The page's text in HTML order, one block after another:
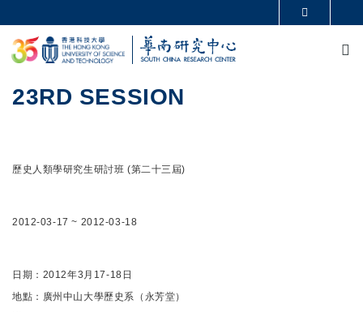
UNIVERSITY NEWS
ACADEMIC DEPARTMENTS A-Z
LIFE@HKUST
FACULTY PROFILES
23RD SESSION
歷史人類學研究生研討班 (第二十三屆)
2012-03-17 ~ 2012-03-18
日期：2012年3月17-18日
地點：廣州中山大學歷史系（永芳堂）